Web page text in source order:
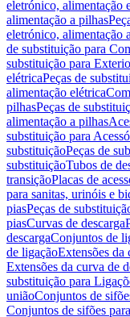
eletrónico, alimentação
alimentação a pilhas
eletrónico, alimentação
de substituição para
substituição para
elétricaPeças de
alimentação elétrica
pilhasPeças de
alimentação a pilhas
substituição para
substituiçãoPeças de
substituiçãoTubos de
transiçãoPlacas de
para sanitas, urinóis e
piasPeças de
piasCurvas de descarga
descargaConjuntos de
de ligaçãoExtensões da
Extensões da curva de
substituição para
uniãoConjuntos de
Conjuntos de sifões